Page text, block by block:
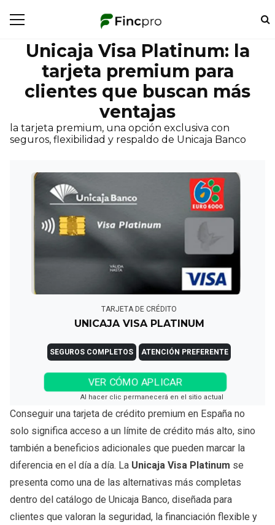
Unicaja Visa Platinum: la
tarjeta premium para
clientes que buscan más
ventajas
la tarjeta premium, una opción exclusiva con
seguros, flexibilidad y respaldo de Unicaja Banco
TARJETA DE CRÉDITO
UNICAJA VISA PLATINUM
SEGUROS COMPLETOS ATENCIÓN PREFERENTE
VER CÓMO APLICAR
Al hacer clic permanecerá en el sitio actual
Conseguir una tarjeta de crédito premium en España no
solo significa acceso a un límite de crédito más alto, sino
también a beneficios adicionales que pueden marcar la
diferencia en el día a día. La Unicaja Visa Platinum se
presenta como una de las alternativas más completas
dentro del catálogo de Unicaja Banco, diseñada para
clientes que valoran la seguridad, la financiación flexible y